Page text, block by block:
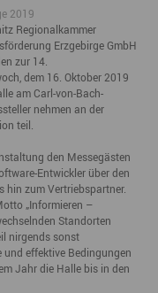
2019
Regionalkammer
Erzgebirge GmbH
zur 14.
dem 16. Oktober 2019
am Carl-von-Bach-
nehmen an der
teil.
den Messegästen
Entwickler über den
hin zum Vertriebspartner.
„Informieren –
Standorten
nirgends sonst
effektive Bedingungen
Jahr die Halle bis in den